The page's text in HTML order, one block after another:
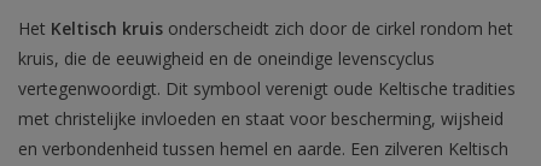
Het Keltisch kruis onderscheidt zich door de cirkel rondom het
kruis, die de eeuwigheid en de oneindige levenscyclus
vertegenwoordigt. Dit symbool verenigt oude Keltische tradities
met christelijke invloeden en staat voor bescherming, wijsheid
en verbondenheid tussen hemel en aarde. Een zilveren Keltisch